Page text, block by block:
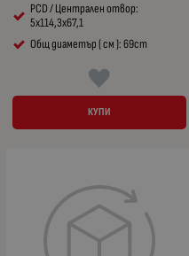
PCD / Централен отвор:
5x114,3x67,1
Общ диаметър ( см ): 69cm
КУПИ